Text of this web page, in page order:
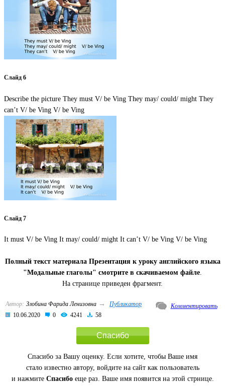
Слайд 6
Describe the picture They must V/ be Ving They may/ could/ might They
can’t V/ be Ving V/ be Ving
Слайд 7
It must V/ be Ving It may/ could/ might It can’t V/ be Ving V/ be Ving
Полный текст материала Презентация к уроку английского языка
"Модальные глаголы" смотрите в скачиваемом файле.
На странице приведен фрагмент.
Автор: Злобина Фарида Ленизовна →
Публикатор
10.06.2020
0 4241 58
Комментировать
Спасибо
Спасибо за Вашу оценку. Если хотите, чтобы Ваше имя
стало известно автору, войдите на сайт как пользователь
и нажмите Спасибоеще раз. Ваше имя появится на этой стрнице.